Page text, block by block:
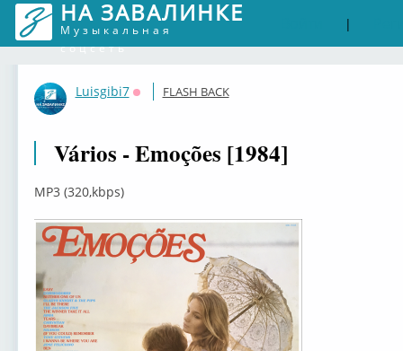
НА ЗАВАЛИНКЕ
Музыкальная
соцсеть
|
Luisgibi7
Оффлайн
FLASH BACK
Vários - Emoções [1984]
MP3 (320,kbps)